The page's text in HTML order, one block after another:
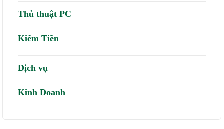
Thủ thuật PC
Kiếm Tiền
Dịch vụ
Kinh Doanh